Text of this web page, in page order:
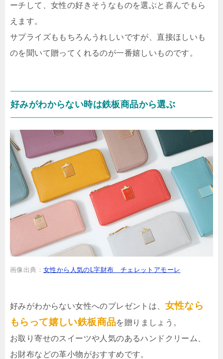
ーチして、女性の好きそうなものを選ぶと喜んでもら
えます。
サプライズももちろんうれしいですが、直接ほしいも
のを聞いて贈ってくれるのが一番嬉しいものです。
好みがわからない時は鉄板商品から選ぶ
画像出典： 女性から人気のL字財布 チェレットアモーレ
好みがわからない女性へのプレゼントは、 女性なら
もらって嬉しい鉄板商品を贈りましょう。
お取り寄せのスイーツや人気のあるハンドクリーム、
お財布などの革小物がおすすめです。